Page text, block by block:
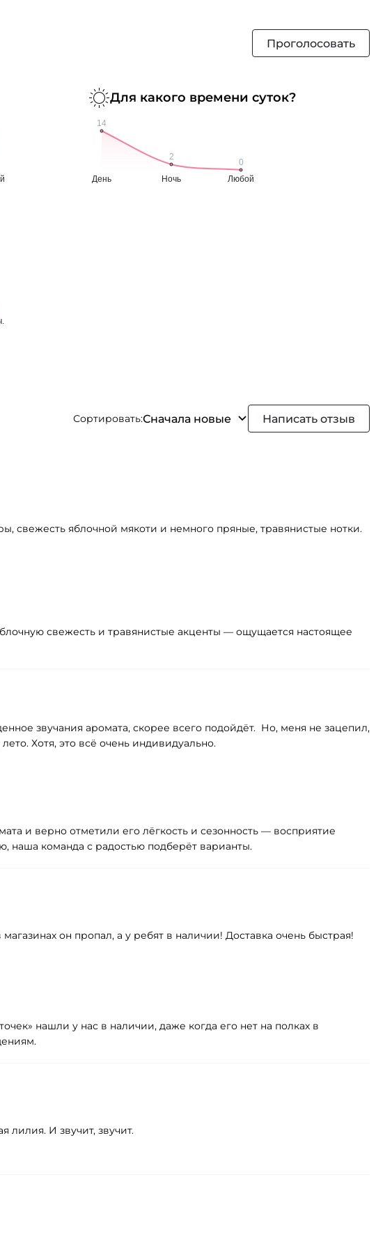
Проголосовать
Для какого времени суток?
Сортировать:Сначала новые Написать отзыв
свежесть яблочной мякоти и немного пряные, травянистые нотки.
свежесть и травянистые акценты — ощущается настоящее
звучания аромата, скорее всего подойдёт. Но, меня не зацепил,
Хотя, это всё очень индивидуально.
и верно отметили его лёгкость и сезонность — восприятие
наша команда с радостью подберёт варианты.
он пропал, а у ребят в наличии! Доставка очень быстрая!
нашли у нас в наличии, даже когда его нет на полках в
лилия. И звучит, звучит.